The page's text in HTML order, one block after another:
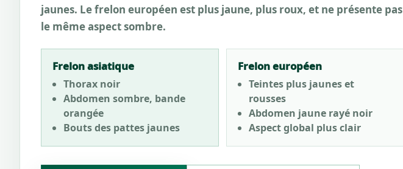
jaunes. Le frelon européen est plus jaune, plus roux, et ne présente pas
le même aspect sombre.
Frelon asiatique
Thorax noir
Abdomen sombre, bande
orangée
Bouts des pattes jaunes
Frelon européen
Teintes plus jaunes et
rousses
Abdomen jaune rayé noir
Aspect global plus clair